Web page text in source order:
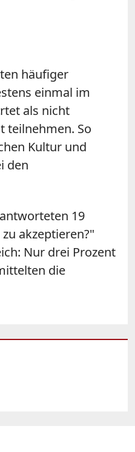
häufiger
einmal im
als nicht
teilnehmen. So
Kultur und
den
19
akzeptieren?"
Nur drei Prozent
die